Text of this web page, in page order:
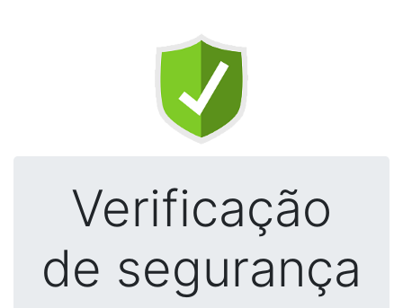
Verificação
de segurança